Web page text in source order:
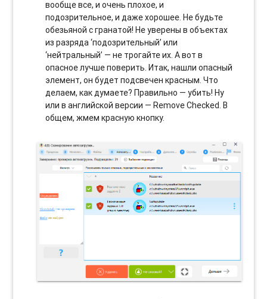
вообще все, и очень плохое, и
подозрительное, и даже хорошее. Не будьте
обезьяной с гранатой! Не уверены в объектах
из разряда ‘подозрительный’ или
‘нейтральный’ — не трогайте их. А вот в
опасное лучше поверить. Итак, нашли опасный
элемент, он будет подсвечен красным. Что
делаем, как думаете? Правильно — убить! Ну
или в английской версии — Remove Checked. В
общем, жмем красную кнопку.